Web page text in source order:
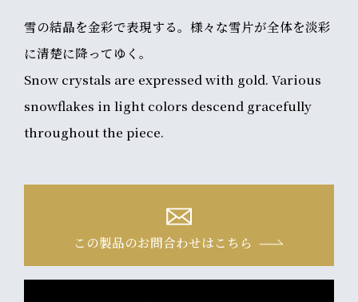
雪の結晶を金彩で表現する。様々な雪片が全体を淡彩
に清楚に降ってゆく。
Snow crystals are expressed with gold. Various
snowflakes in light colors descend gracefully
throughout the piece.
この製品のお問合わせはこちら